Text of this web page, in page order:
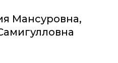
Мансуровна,